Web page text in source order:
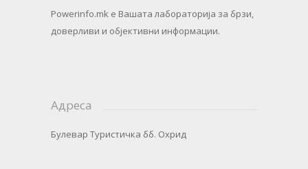
Powerinfo.mk e Вашата лабораторија за брзи,
доверливи и објективни информации.
Адреса
Булевар Туристичка бб. Охрид